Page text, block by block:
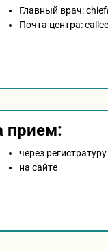
Главный врач:
Почта центра:
прием:
через регистратуру
на сайтe